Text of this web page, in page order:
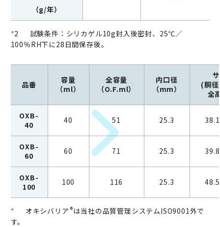
（g/年）
*2 試験条件：シリカゲル10g封入後密封、25℃／
100％RH下に28日間保存後。
品番
容量
（ml）
全容量
（O.F.ml）
内口径
（mm）
(胴
全
OXB-
40
40 51 25.3
OXB-
60
60 71 25.3
OXB-
100
100 116 25.3
* オキシバリア ®は当社の品質管理システムISO9001外で
す。